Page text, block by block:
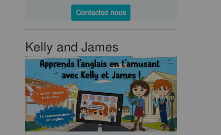
Contactez nous
Kelly and James